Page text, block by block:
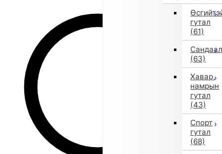
гутал
(61)
Сандаал
(63)
Хавар,
намрын
гутал
(43)
Спорт
гутал
(68)